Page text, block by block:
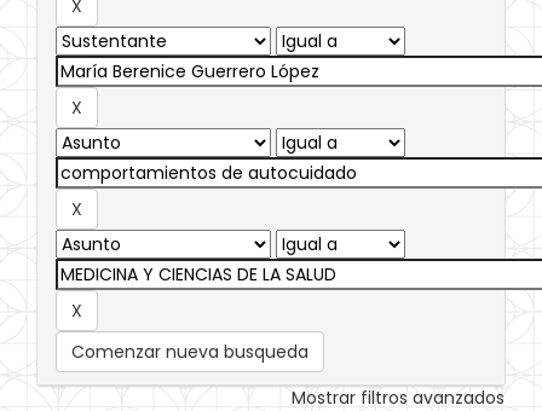
Comenzar nueva busqueda
Mostrar filtros avanzados